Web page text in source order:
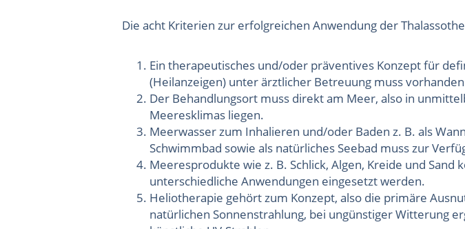
Die acht Kriterien zur erfolgreichen Anwendung der
Ein therapeutisches und/oder präventives Konzept für
(Heilanzeigen) unter ärztlicher Betreuung muss
Der Behandlungsort muss direkt am Meer, also in
Meeresklimas liegen.
Meerwasser zum Inhalieren und/oder Baden z. B. als
Schwimmbad sowie als natürliches Seebad muss zur
Meeresprodukte wie z. B. Schlick, Algen, Kreide und Sand
unterschiedliche Anwendungen eingesetzt werden.
Heliotherapie gehört zum Konzept, also die primäre
natürlichen Sonnenstrahlung, bei ungünstiger Witterung